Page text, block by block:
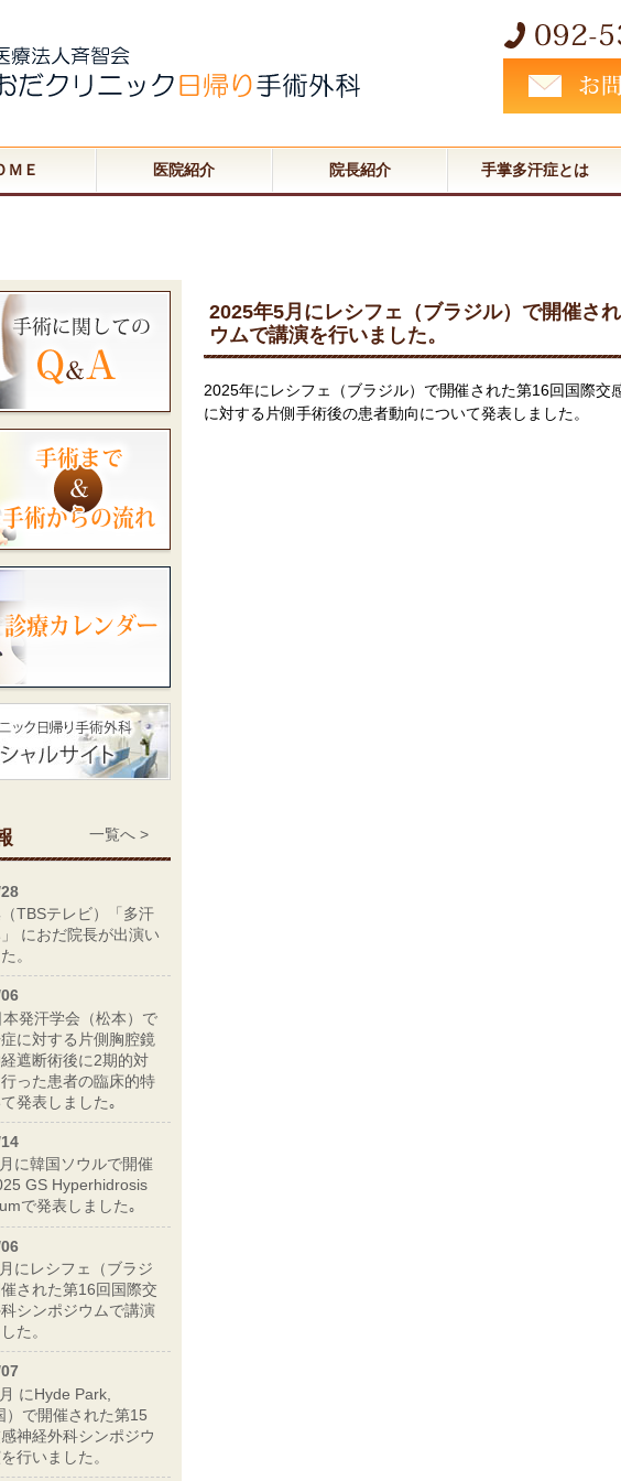
ＭＥ 医院紹介 院長紹介 手掌多汗症とは
2025年5月にレシフェ（ブラジル）で開催さ
ウムで講演を行いました。
2025年にレシフェ（ブラジル）で開催された第16回国際
に対する片側手術後の患者動向について発表しました。
一覧へ >
TBSテレビ）「多汗
におだ院長が出演い
。
発汗学会（松本）で
に対する片側胸腔鏡
遮断術後に2期的対
った患者の臨床的特
発表しました｡
に韓国ソウルで開催
GS Hyperhidrosis
で発表しました｡
にレシフェ（ブラジ
された第16回国際交
シンポジウムで講演
た。
にHyde Park,
）で開催された第15
神経外科シンポジウ
行いました。